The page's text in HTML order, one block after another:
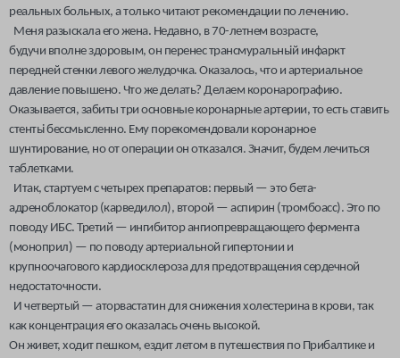
реальных больных, а только читают рекомендации по лечению.
Меня разыскала его жена. Недавно, в 70-летнем возрасте,
будучи вполне здоровым, он перенес трансмуральньій инфаркт
передней стенки левого желудочка. Оказалось, что и артериальное
давление повышено. Что же делать? Делаем коронарографию.
Оказывается, забиты три основные коронарные артерии, то есть ставить
стентьі бессмысленно. Ему порекомендовали коронарное
шунтирование, но от операции он отказался. Значит, будем лечиться
таблетками.
Итак, стартуем с четырех препаратов: первый — это бета-
адреноблокатор (карведилол), второй — аспирин (тромбоасс). Это по
поводу ИБС. Третий — ингибитор ангиопревращающего фермента
(моноприл) — по поводу артериальной гипертонии и
крупноочагового кардиосклероза для предотвращения сердечной
недостаточности.
И четвертый — аторвастатин для снижения холестерина в крови, так
как концентрация его оказалась очень высокой.
Он живет, ходит пешком, ездит летом в путешествия по Прибалтике и